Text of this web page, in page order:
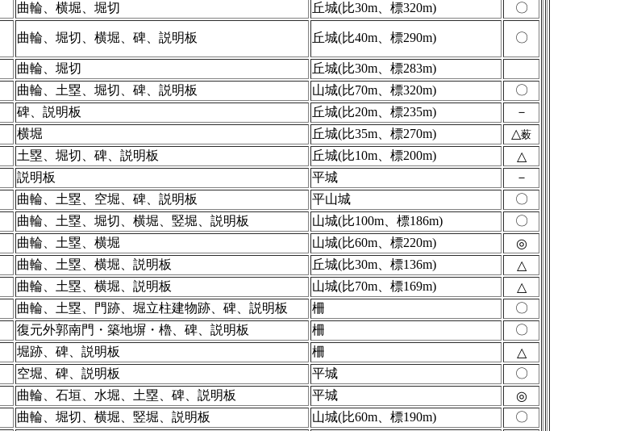
曲輪、横堀、堀切 丘城(比30m、標320m)
〇
曲輪、堀切、横堀、碑、説明板 丘城(比40m、標290m) 〇
曲輪、堀切
丘城(比30m、標283m)
曲輪、土塁、堀切、碑、説明板 山城(比70m、標320m)
〇
碑、説明板 丘城(比20m、標235m)
－
横堀 丘城(比35m、標270m) △薮
土塁、堀切、碑、説明板 丘城(比10m、標200m)
△
説明板 平城
－
曲輪、土塁、空堀、碑、説明板 平山城
〇
曲輪、土塁、堀切、横堀、竪堀、説明板 山城(比100m、標186m)
〇
曲輪、土塁、横堀 山城(比60m、標220m)
◎
曲輪、土塁、横堀、説明板 丘城(比30m、標136m)
△
曲輪、土塁、横堀、説明板 山城(比70m、標169m)
△
曲輪、土塁、門跡、堀立柱建物跡、碑、説明板 柵
〇
復元外郭南門・築地塀・櫓、碑、説明板 柵
〇
堀跡、碑、説明板 柵
△
空堀、碑、説明板 平城
〇
曲輪、石垣、水堀、土塁、碑、説明板 平城
◎
曲輪、堀切、横堀、竪堀、説明板 山城(比60m、標190m)
〇